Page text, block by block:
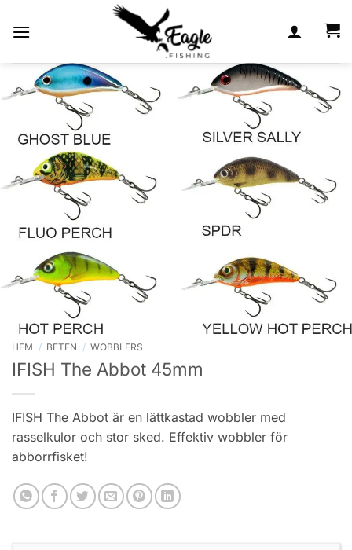
HEM / BETEN / WOBBLERS
IFISH The Abbot 45mm
IFISH The Abbot är en lättkastad wobbler med
rasselkulor och stor sked. Effektiv wobbler för
abborrfisket!